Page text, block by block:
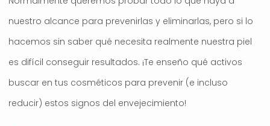
nuestro alcance para prevenirlas y eliminarlas, pero si lo
hacemos sin saber qué necesita realmente nuestra piel
es difícil conseguir resultados. ¡Te enseño qué activos
buscar en tus cosméticos para prevenir (e incluso
reducir) estos signos del envejecimiento!